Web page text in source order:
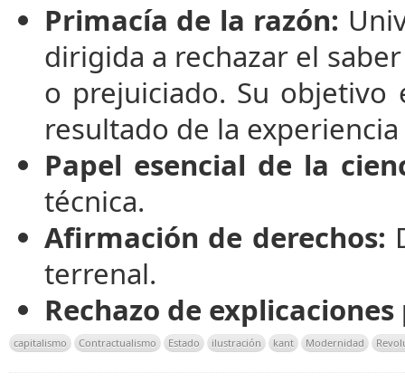
Primacía de la razón:
dirigida a rechazar el
o prejuiciado. Su
resultado de la
Papel esencial de la
técnica.
Afirmación de derechos:
terrenal.
Rechazo de
capitalismo Contractualismo Estado ilustración kant Modernidad